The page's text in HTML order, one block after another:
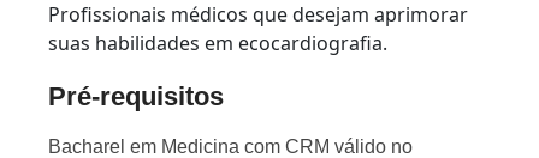
Profissionais médicos que desejam aprimorar
suas habilidades em ecocardiografia.
Pré-requisitos
Bacharel em Medicina com CRM válido no